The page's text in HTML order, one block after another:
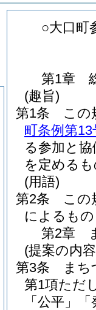
○大口町
第1章
(趣旨)
第1条
この
町条例第
る参加と
を定める
(用語)
第2条
この
によるも
第2章
(提案の内
第3条
まち
第1項ただ
「公平」